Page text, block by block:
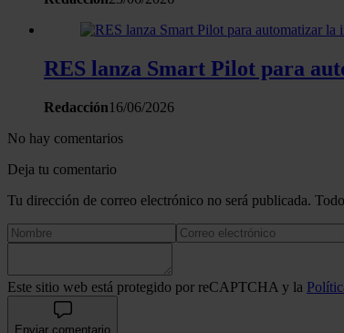
RES lanza Smart Pilot para
Redacción16/06/2026
No hay comentarios
Deja tu comentario
Tu dirección de correo electrónico no será publicada.
Este sitio web está protegido por reCAPTCHA y la
Enviar comentario